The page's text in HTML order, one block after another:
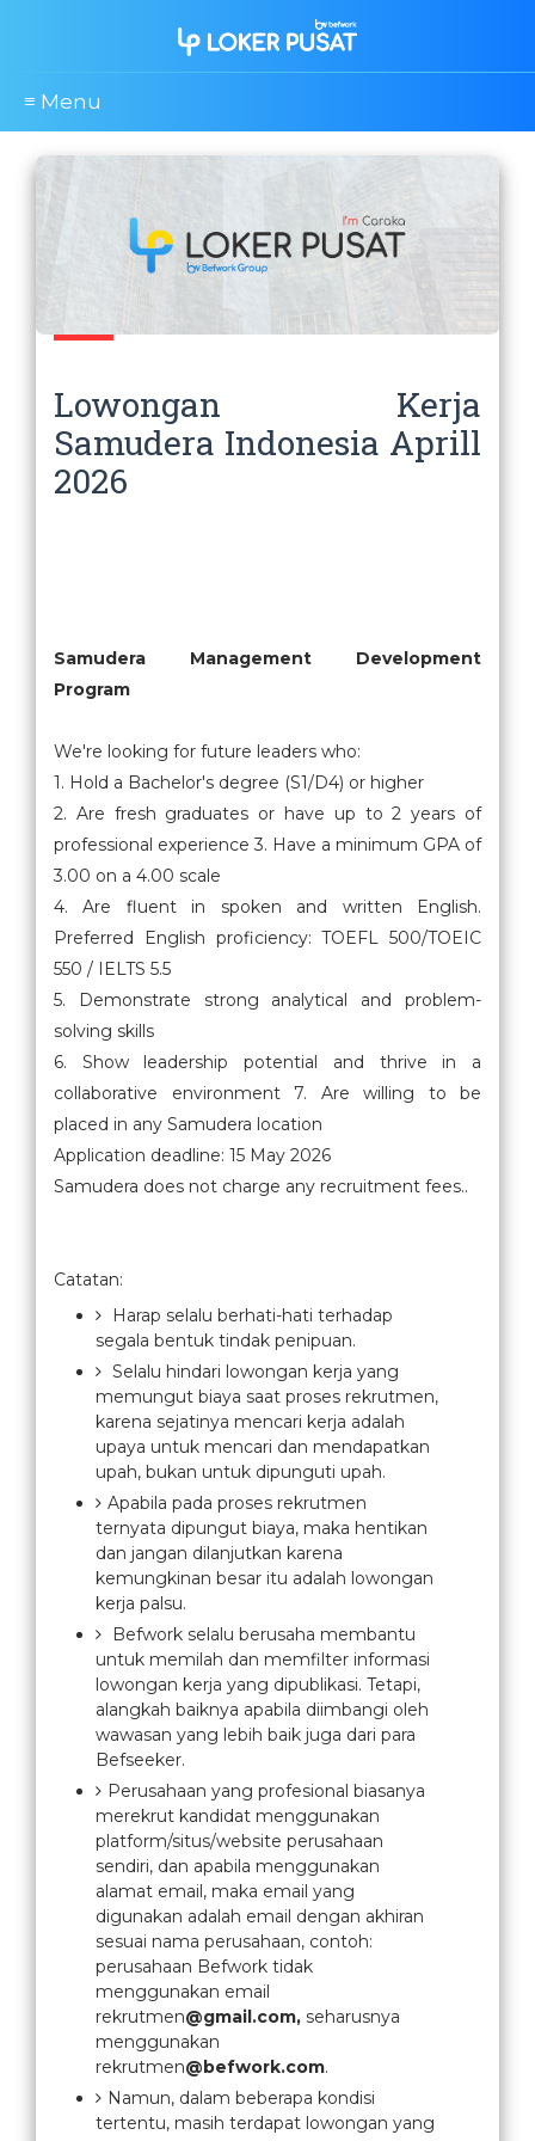
≡ Menu
Lowongan Kerja
Samudera Indonesia Aprill
2026
Samudera Management Development
Program
We're looking for future leaders who:
1. Hold a Bachelor's degree (S1/D4) or higher
2. Are fresh graduates or have up to 2 years of
professional experience 3. Have a minimum GPA of
3.00 on a 4.00 scale
4. Are fluent in spoken and written English.
Preferred English proficiency: TOEFL 500/TOEIC
550 / IELTS 5.5
5. Demonstrate strong analytical and problem-
solving skills
6. Show leadership potential and thrive in a
collaborative environment 7. Are willing to be
placed in any Samudera location
Application deadline: 15 May 2026
Samudera does not charge any recruitment fees..
Catatan:
Harap selalu berhati-hati terhadap
segala bentuk tindak penipuan.
Selalu hindari lowongan kerja yang
memungut biaya saat proses rekrutmen,
karena sejatinya mencari kerja adalah
upaya untuk mencari dan mendapatkan
upah, bukan untuk dipunguti upah.
Apabila pada proses rekrutmen
ternyata dipungut biaya, maka hentikan
dan jangan dilanjutkan karena
kemungkinan besar itu adalah lowongan
kerja palsu.
Befwork selalu berusaha membantu
untuk memilah dan memfilter informasi
lowongan kerja yang dipublikasi. Tetapi,
alangkah baiknya apabila diimbangi oleh
wawasan yang lebih baik juga dari para
Befseeker.
Perusahaan yang profesional biasanya
merekrut kandidat menggunakan
platform/situs/website perusahaan
sendiri, dan apabila menggunakan
alamat email, maka email yang
digunakan adalah email dengan akhiran
sesuai nama perusahaan, contoh:
perusahaan Befwork tidak
menggunakan email
rekrutmen@gmail.com, seharusnya
menggunakan
rekrutmen@befwork.com.
Namun, dalam beberapa kondisi
tertentu, masih terdapat lowongan yang